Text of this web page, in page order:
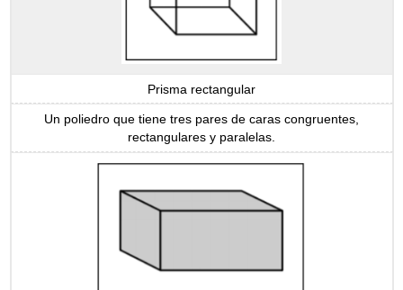
Prisma rectangular
Un poliedro que tiene tres pares de caras congruentes,
rectangulares y paralelas.